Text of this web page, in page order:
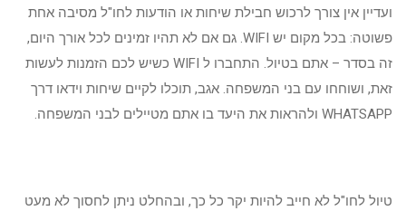
ועדיין אין צורך לרכוש חבילת שיחות או הודעות לחו"ל מסיבה אחת
פשוטה: בכל מקום יש WIFI. גם אם לא תהיו זמינים לכל אורך היום,
זה בסדר – אתם בטיול. התחברו ל WIFI כשיש לכם הזמנות לעשות
זאת, ושוחחו עם בני המשפחה. אגב, תוכלו לקיים שיחות וידאו דרך
WHATSAPP ולהראות את היעד בו אתם מטיילים לבני המשפחה.
טיול לחו"ל לא חייב להיות יקר כל כך, ובהחלט ניתן לחסוך לא מעט